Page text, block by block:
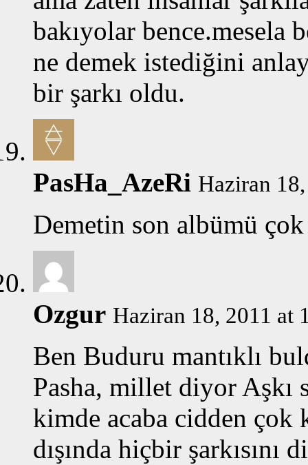
bakıyolar bence.mesela
ne demek istediğini
bir şarkı oldu.
PasHa_AzeRi Haziran
Demetin son albümü
Ozgur Haziran 18, 2011 at
Ben Buduru mantıklı
Pasha, millet diyor Aşkı
kimde acaba cidden çok
dışında hiçbir şarkısını